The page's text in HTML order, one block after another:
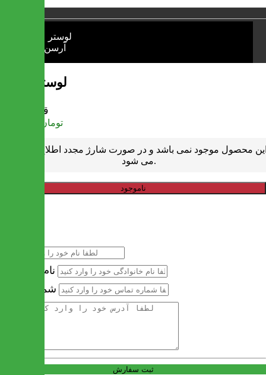
لوستر آرسن
قیمت
تومان
محصول موجود نمی باشد و در صورت شارژ مجدد اطلاع رسانی
می شود.
ناموجود
نام خانوادگی
شماره تماس
ثبت سفارش